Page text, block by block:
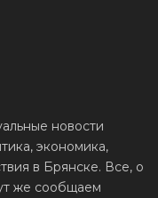
новости
экономика,
в Брянске. Все, о
же сообщаем